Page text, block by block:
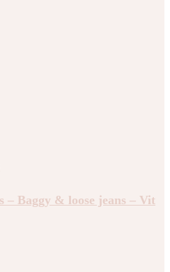
– Baggy & loose jeans – Vit